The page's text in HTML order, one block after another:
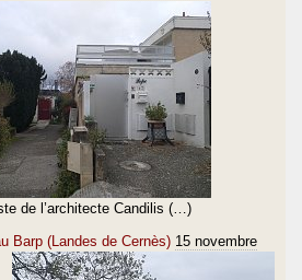
de l’architecte Candilis (…)
Barp (Landes de Cernès) 15 novembre